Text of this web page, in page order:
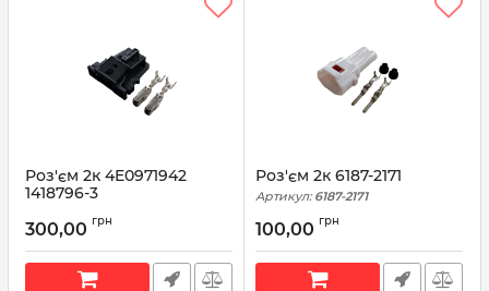
Роз'єм 2к 4E0971942
1418796-3
300,00 грн
Роз'єм 2к 6187-2171
Артикул: 6187-2171
100,00 грн